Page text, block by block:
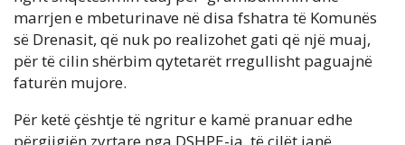
marrjen e mbeturinave në disa fshatra të Komunës
së Drenasit, që nuk po realizohet gati që një muaj,
për të cilin shërbim qytetarët rregullisht paguajnë
faturën mujore.
Për ketë çështje të ngritur e kamë pranuar edhe